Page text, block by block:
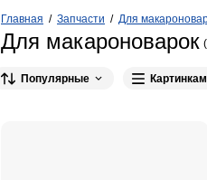
Главная / Запчасти / Для
Для макароноварок
Популярные